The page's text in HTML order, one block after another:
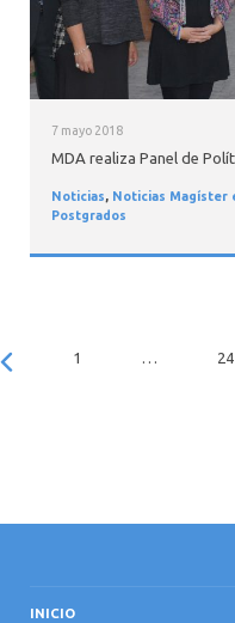
7 mayo 2018
MDA realiza Panel de
Noticias, Noticias Magíster
Postgrados
1 24
INICIO